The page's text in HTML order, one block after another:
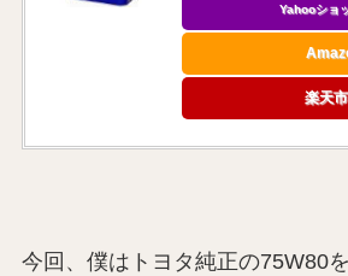
Yahooショ
楽天
今回、僕はトヨタ純正の75W80